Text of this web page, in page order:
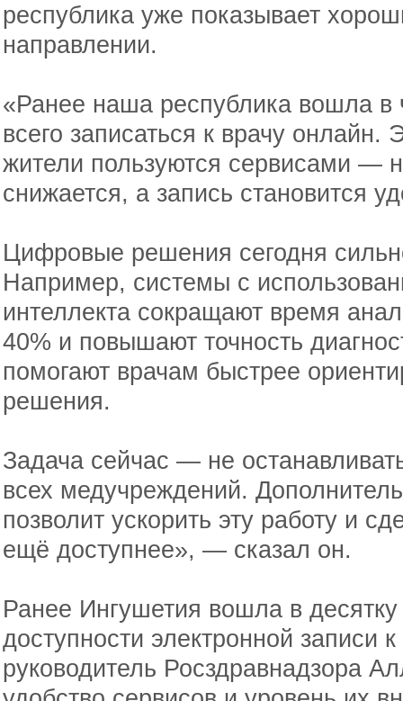
республика уже показывает
направлении.
«Ранее наша республика вошла в
всего записаться к врачу онлайн.
жители пользуются сервисами —
снижается, а запись становится
Цифровые решения сегодня
Например, системы с
интеллекта сокращают время
40% и повышают точность
помогают врачам быстрее
решения.
Задача сейчас — не
всех медучреждений.
позволит ускорить эту работу и
ещё доступнее», — сказал он.
Ранее Ингушетия вошла в
доступности электронной записи
руководитель Росздравнадзора